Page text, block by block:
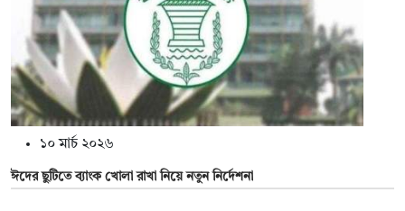
১০ মার্চ ২০২৬
ঈদের ছুটিতে ব্যাংক খোলা রাখা নিয়ে নতুন নির্দেশনা